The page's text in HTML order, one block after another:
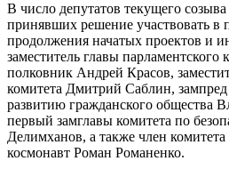
В число депутатов текущего
принявших решение участвовать в
продолжения начатых проектов и
заместитель главы парламентского
полковник Андрей Красов,
комитета Дмитрий Саблин,
развитию гражданского общества
первый замглавы комитета по
Делимханов, а также член
космонавт Роман Романенко.